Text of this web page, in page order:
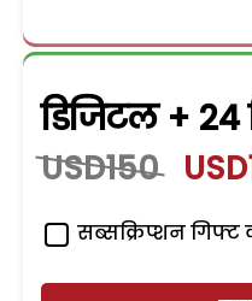
डिजिटल + 24
USD150
सब्सक्रिप्शन गिफ्ट